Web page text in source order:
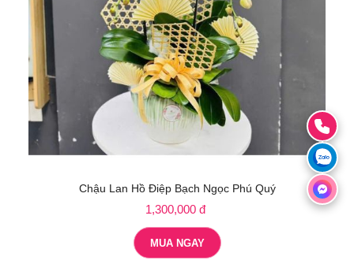
Chậu Lan Hồ Điệp Bạch Ngọc Phú Quý
1,300,000 đ
MUA NGAY